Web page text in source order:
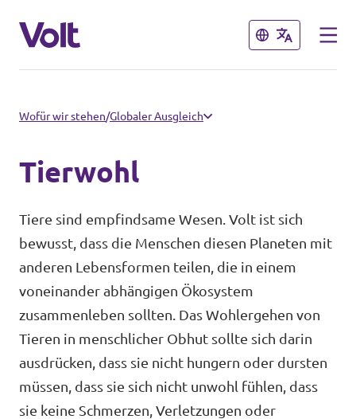
Schließen
Sprache auswählen
Volt Teams in der Schweiz
Volt vor Ort
Einige weitere Volt Chapter
Volt Deutschland
Schließen
Über Volt
Neuigkeiten
Unsere Events
Wofür wir stehen/Globaler Ausgleich
Tierwohl
Tiere sind empfindsame Wesen. Volt ist sich
bewusst, dass die Menschen diesen Planeten mit
anderen Lebensformen teilen, die in einem
voneinander abhängigen Ökosystem
zusammenleben sollten. Das Wohlergehen von
Tieren in menschlicher Obhut sollte sich darin
ausdrücken, dass sie nicht hungern oder dursten
müssen, dass sie sich nicht unwohl fühlen, dass
sie keine Schmerzen, Verletzungen oder